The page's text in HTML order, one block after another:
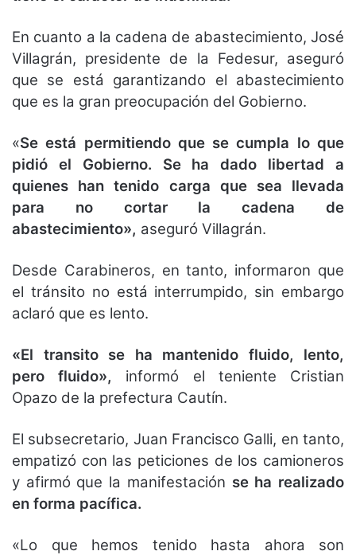
En cuanto a la cadena de abastecimiento, José
Villagrán, presidente de la Fedesur, aseguró
que se está garantizando el abastecimiento
que es la gran preocupación del Gobierno.
«Se está permitiendo que se cumpla lo que
pidió el Gobierno. Se ha dado libertad a
quienes han tenido carga que sea llevada
para no cortar la cadena de
abastecimiento», aseguró Villagrán.
Desde Carabineros, en tanto, informaron que
el tránsito no está interrumpido, sin embargo
aclaró que es lento.
«El transito se ha mantenido fluido, lento,
pero fluido», informó el teniente Cristian
Opazo de la prefectura Cautín.
El subsecretario, Juan Francisco Galli, en tanto,
empatizó con las peticiones de los camioneros
y afirmó que la manifestación se ha realizado
en forma pacífica.
«Lo que hemos tenido hasta ahora son